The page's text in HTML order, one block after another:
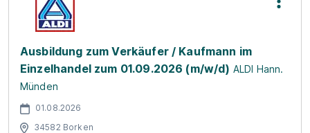
Ausbildung zum Verkäufer / Kaufmann im
Einzelhandel zum 01.09.2026 (m/w/d) ALDI Hann.
Münden
01.08.2026
34582 Borken